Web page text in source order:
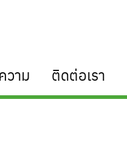
วาม ติดต่อเรา